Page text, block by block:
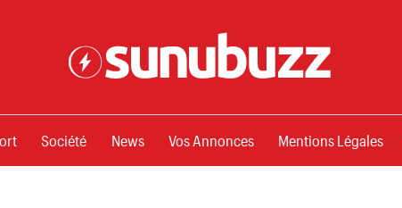
Société News Vos Annonces Mentions Légales